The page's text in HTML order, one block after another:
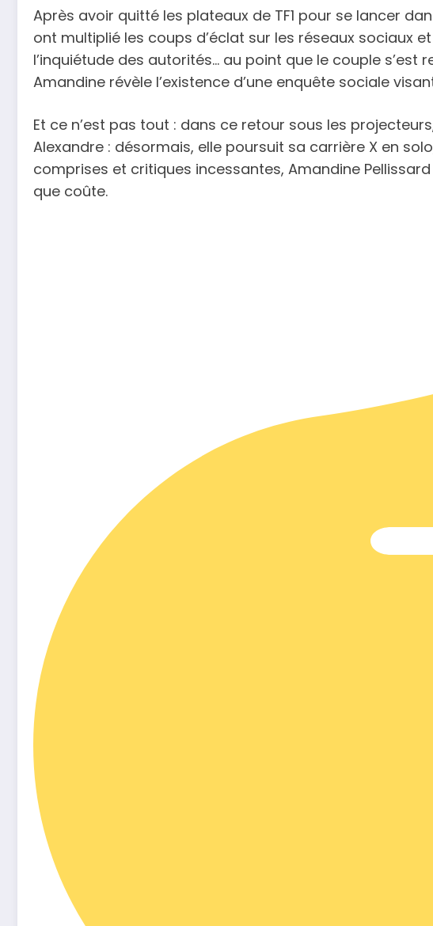
Après avoir quitté les plateaux de TF1 pour se lancer
ont multiplié les coups d’éclat sur les réseaux sociaux
l’inquiétude des autorités… au point que le couple
Amandine révèle l’existence d’une enquête sociale
Et ce n’est pas tout : dans ce retour sous les
Alexandre : désormais, elle poursuit sa carrière X en
comprises et critiques incessantes, Amandine
que coûte.